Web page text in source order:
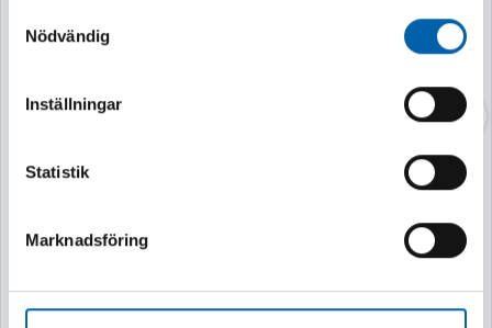
Nödvändig
Inställningar
Statistik
Marknadsföring
Finns i lager Finns i lager